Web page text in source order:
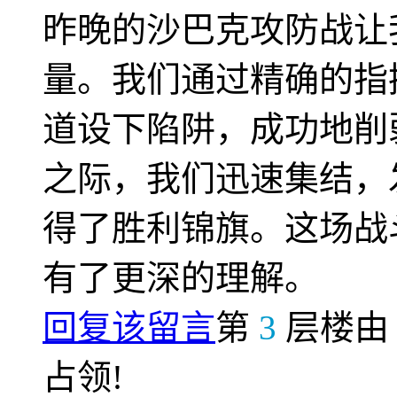
昨晚的沙巴克攻防战
量。我们通过精确的
道设下陷阱，成功地
之际，我们迅速集结
得了胜利锦旗。这场
有了更深的理解。
回复该留言第 3 层楼由
占领!